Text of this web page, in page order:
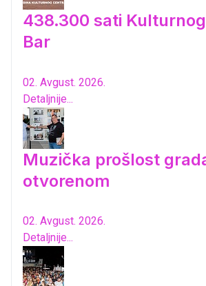
438.300 sati
Bar
02. Avgust. 2026.
Detaljnije...
Muzička prošlost
otvorenom
02. Avgust. 2026.
Detaljnije...